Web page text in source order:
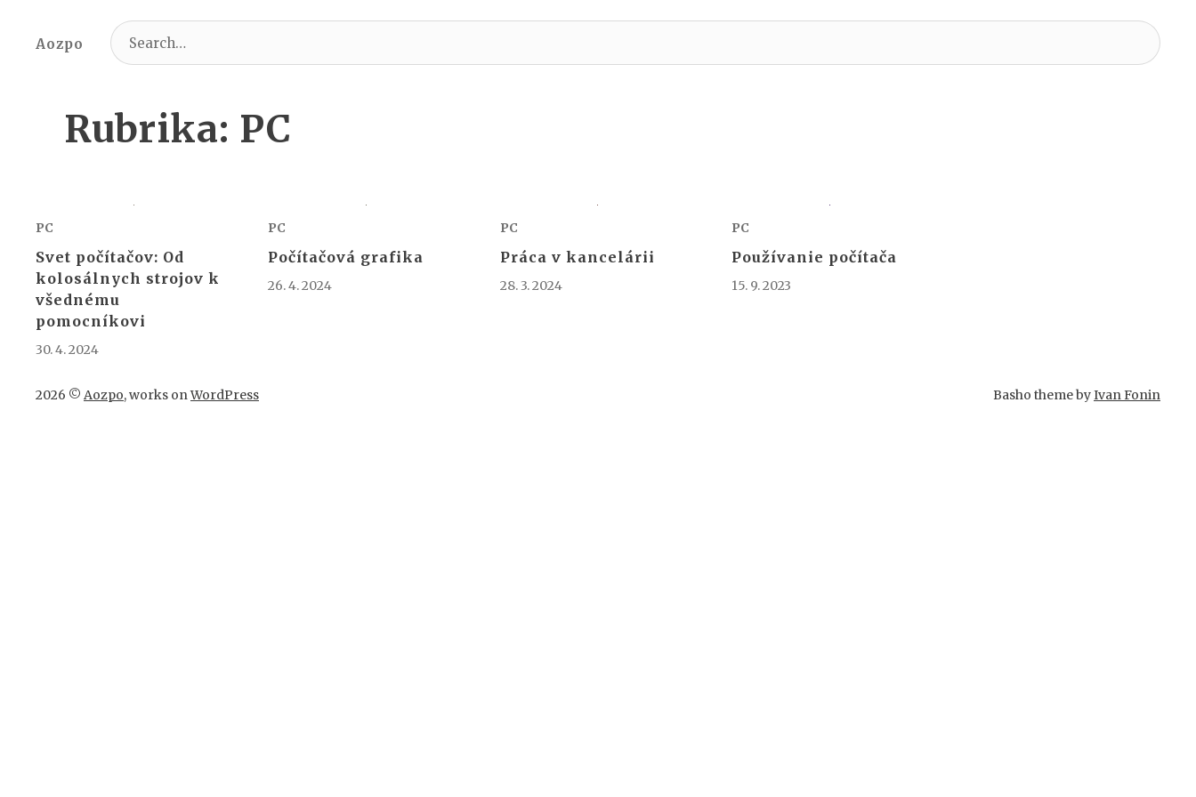
Aozpo
Search
for:
Rubrika: PC
PC
Svet počítačov: Od
kolosálnych strojov k
všednému
pomocníkovi
30. 4. 2024
PC
Počítačová grafika
26. 4. 2024
PC
Práca v kancelárii
28. 3. 2024
PC
Používanie počítača
15. 9. 2023
2026 © Aozpo, works onWordPress Basho theme byIvan Fonin